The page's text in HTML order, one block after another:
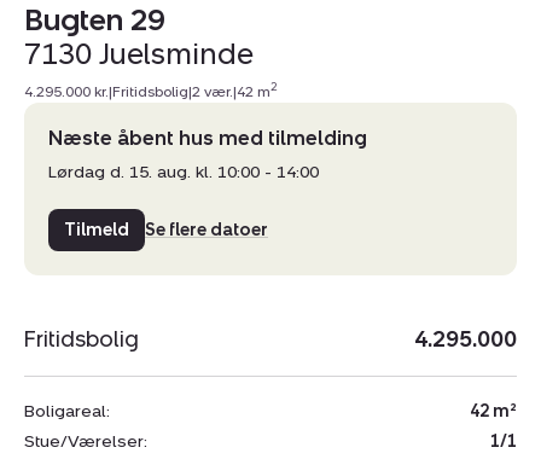
Bugten 29
7130 Juelsminde
4.295.000 kr.|Fritidsbolig|2 vær.|42 m2
Næste åbent hus med tilmelding
Lørdag d. 15. aug. kl. 10:00 - 14:00
Tilmeld Se flere datoer
Fritidsbolig 4.295.000
Boligareal:
42 m²
Stue/Værelser:
1/1